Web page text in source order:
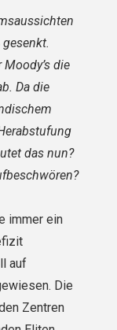
die
Da die
das nun?
immer ein
auf
Die
Zentren